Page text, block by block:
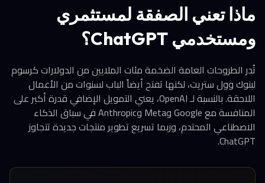
ماذا تعني الصفقة لمستثمري
ومستخدمي ChatGPT؟
تُدر الطروحات العامة الضخمة مئات الملايين من الدولارات كرسوم
لبنوك وول ستريت، لكنها تفتح أيضاً الباب لسنوات من الأعمال
اللاحقة. بالنسبة لـ OpenAI، يعني التمويل الإضافي قدرة أكبر على
المنافسة مع Google وMeta وAnthropic في سباق الذكاء
الاصطناعي المحتدم، وربما تسريع تطوير منتجات جديدة تتجاوز
ChatGPT.